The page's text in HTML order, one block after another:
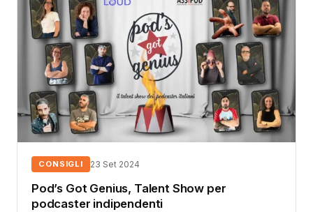
CONSIGLI 23 Set 2024
Pod’s Got Genius, Talent Show per
podcaster indipendenti